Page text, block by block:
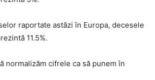
raportate astăzi în Europa, decesele
11.5%.
normalizăm cifrele ca să punem în